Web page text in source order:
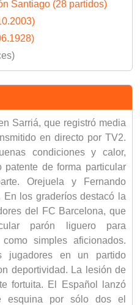
Santiago (28 partidos)
Sarriá, que registró media
en directo por TV2.
condiciones y calor,
de forma particular
Orejuela y Fernando
En los graderíos destacó la
del FC Barcelona, que
parón liguero para
simples aficionados.
jugadores en un partido
deportividad. La lesión de
fortuita. El Español lanzó
esquina por sólo dos el